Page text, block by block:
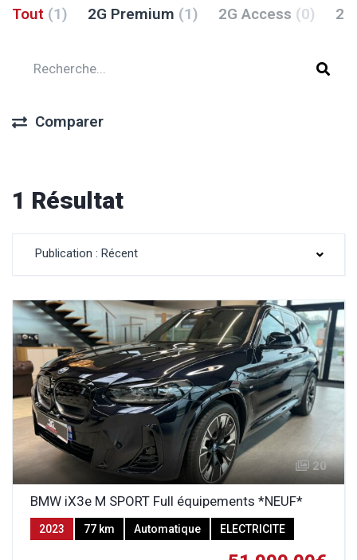
Tout (1) 2G Premium (1) 2G Access (0)
Comparer
1 Résultat
Publication : Récent
20
BMW iX3e M SPORT Full équipements *NEUF*
2023 77 km Automatique ELECTRICITE